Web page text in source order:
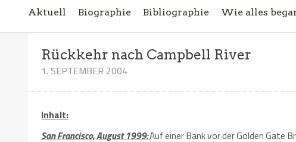
Aktuell Biographie Bibliographie Wie alles
Rückkehr nach Campbell River
1. SEPTEMBER 2004
Inhalt:
San Francisco, August 1999:Auf einer Bank vor der Golden Gate